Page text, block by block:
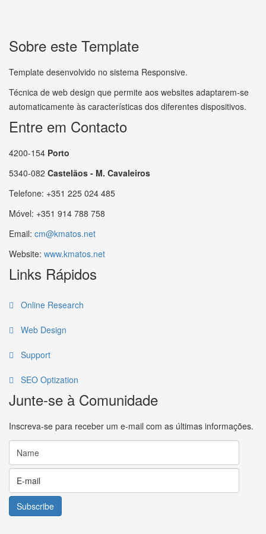
Sobre este Template
Template desenvolvido no sistema Responsive.
Técnica de web design que permite aos websites adaptarem-se
automaticamente às características dos diferentes dispositivos.
Entre em Contacto
4200-154 Porto
5340-082 Castelãos - M. Cavaleiros
Telefone: +351 225 024 485
Móvel: +351 914 788 758
Email: cm@kmatos.net
Website: www.kmatos.net
Links Rápidos
Online Research
Web Design
Support
SEO Optization
Junte-se à Comunidade
Inscreva-se para receber um e-mail com as últimas informações.